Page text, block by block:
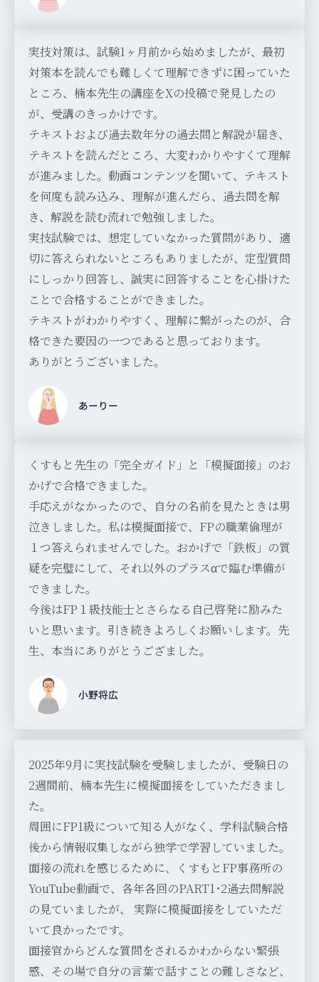
実技対策は、試験1ヶ月前から始めましたが、最初
対策本を読んでも難しくて理解できずに困っていた
ところ、楠本先生の講座をXの投稿で発見したの
が、受講のきっかけです。
テキストおよび過去数年分の過去問と解説が届き、
テキストを読んだところ、大変わかりやすくて理解
が進みました。動画コンテンツを聞いて、テキスト
を何度も読み込み、理解が進んだら、過去問を解
き、解説を読む流れで勉強しました。
実技試験では、想定していなかった質問があり、適
切に答えられないところもありましたが、定型質問
にしっかり回答し、誠実に回答することを心掛けた
ことで合格することができました。
テキストがわかりやすく、理解に繋がったのが、合
格できた要因の一つであると思っております。
ありがとうございました。
あーりー
くすもと先生の「完全ガイド」と「模擬面接」のお
かげで合格できました。
手応えがなかったので、自分の名前を見たときは男
泣きしました。私は模擬面接で、FPの職業倫理が
１つ答えられませんでした。おかげで「鉄板」の質
疑を完璧にして、それ以外のプラスαで臨む準備が
できました。
今後はFP１級技能士とさらなる自己啓発に励みた
いと思います。引き続きよろしくお願いします。先
生、本当にありがとうござました。
小野将広
2025年9月に実技試験を受験しましたが、受験日の
2週間前、楠本先生に模擬面接をしていただきまし
た。
周囲にFP1級について知る人がなく、学科試験合格
後から情報収集しながら独学で学習していました。
面接の流れを感じるために、くすもとFP事務所の
YouTube動画で、各年各回のPART1･2過去問解説
の見ていましたが、 実際に模擬面接をしていただ
いて良かったです。
面接官からどんな質問をされるかわからない緊張
感、その場で自分の言葉で話すことの難しさなど、